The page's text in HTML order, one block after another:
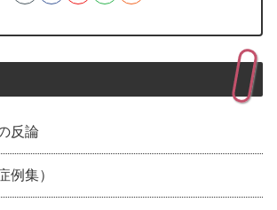
反論
例集）